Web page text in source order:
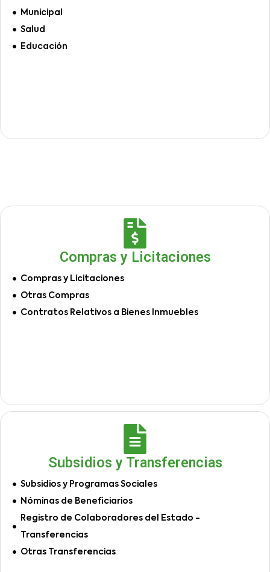
Municipal
Salud
Educación
Compras y Licitaciones
Compras y Licitaciones
Otras Compras
Contratos Relativos a Bienes Inmuebles
Subsidios y Transferencias
Subsidios y Programas Sociales
Nóminas de Beneficiarios
Registro de Colaboradores del Estado -
Transferencias
Otras Transferencias